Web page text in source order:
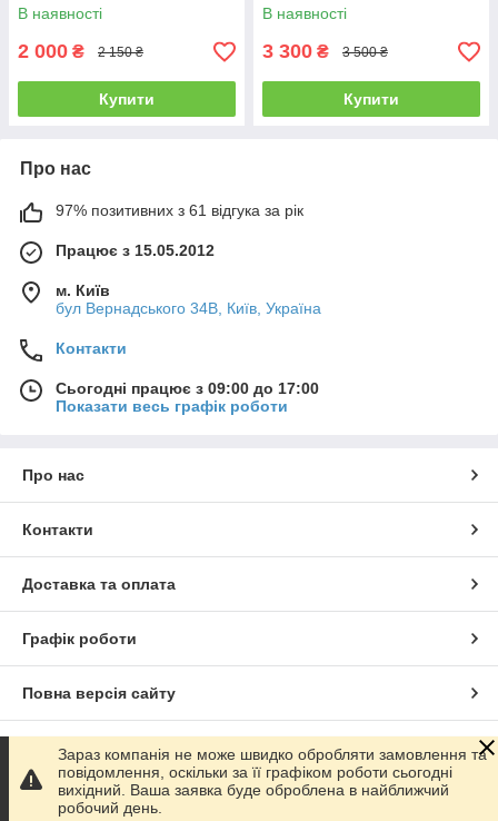
В наявності
2 000 ₴ 2 150 ₴
Купити
В наявності
3 300 ₴ 3 500 ₴
Купити
Про нас
97% позитивних з 61 відгука за рік
Працює з 15.05.2012
м. Київ
бул Вернадського 34В, Київ, Україна
Контакти
Сьогодні працює з 09:00 до 17:00
Показати весь графік роботи
Про нас
Контакти
Доставка та оплата
Графік роботи
Повна версія сайту
Сайт створено на маркетплейсіProm.ua
Політика конфіденційності
Зараз компанія не може швидко обробляти замовлення та
повідомлення, оскільки за її графіком роботи сьогодні
вихідний. Ваша заявка буде оброблена в найближчий
робочий день.